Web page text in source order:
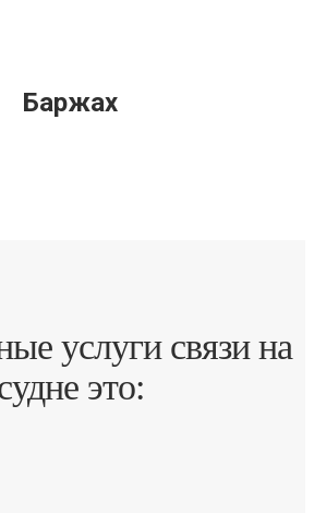
Баржах
услуги связи на
это: